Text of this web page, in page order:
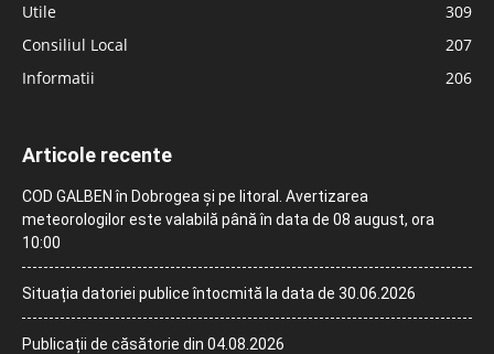
Utile
309
Consiliul Local
207
Informatii
206
Articole recente
COD GALBEN în Dobrogea și pe litoral. Avertizarea
meteorologilor este valabilă până în data de 08 august, ora
10:00
Situația datoriei publice întocmită la data de 30.06.2026
Publicații de căsătorie din 04.08.2026